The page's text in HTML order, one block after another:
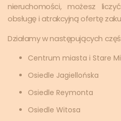
nieruchomości, możesz
obsługę i atrakcyjną ofertę
Działamy w następujących
Centrum miasta i Stare
Osiedle Jagiellońska
Osiedle Reymonta
Osiedle Witosa